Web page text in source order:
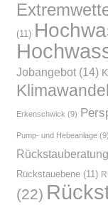
(11)
Jobangebot(14)
Klimawandel
Erkenschwick (9)
Pump- und Hebeanlage(9)
Rückstauberatung
Rückstauebene(11)
(22)